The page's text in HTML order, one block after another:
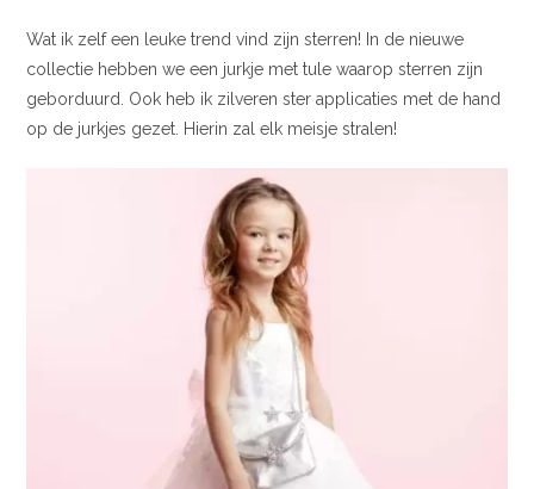
Wat ik zelf een leuke trend vind zijn sterren! In de nieuwe
collectie hebben we een jurkje met tule waarop sterren zijn
geborduurd. Ook heb ik zilveren ster applicaties met de hand
op de jurkjes gezet. Hierin zal elk meisje stralen!